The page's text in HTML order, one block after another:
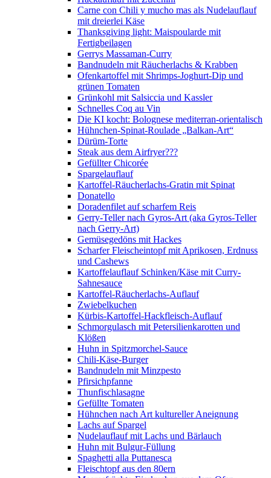
Carne con Chili y mucho mas als Nudelauflauf
mit dreierlei Käse
Thanksgiving light: Maispoularde mit
Fertigbeilagen
Gerrys Massaman-Curry
Bandnudeln mit Räucherlachs & Krabben
Ofenkartoffel mit Shrimps-Joghurt-Dip und
grünen Tomaten
Grünkohl mit Salsiccia und Kassler
Schnelles Coq au Vin
Die KI kocht: Bolognese mediterran-orientalisch
Hühnchen-Spinat-Roulade „Balkan-Art“
Dürüm-Torte
Steak aus dem Airfryer???
Gefüllter Chicorée
Spargelauflauf
Kartoffel-Räucherlachs-Gratin mit Spinat
Donatello
Doradenfilet auf scharfem Reis
Gerry-Teller nach Gyros-Art (aka Gyros-Teller
nach Gerry-Art)
Gemüsegedöns mit Hackes
Scharfer Fleischeintopf mit Aprikosen, Erdnuss
und Cashews
Kartoffelauflauf Schinken/Käse mit Curry-
Sahnesauce
Kartoffel-Räucherlachs-Auflauf
Zwiebelkuchen
Kürbis-Kartoffel-Hackfleisch-Auflauf
Schmorgulasch mit Petersilienkarotten und
Klößen
Huhn in Spitzmorchel-Sauce
Chili-Käse-Burger
Bandnudeln mit Minzpesto
Pfirsichpfanne
Thunfischlasagne
Gefüllte Tomaten
Hühnchen nach Art kultureller Aneignung
Lachs auf Spargel
Nudelauflauf mit Lachs und Bärlauch
Huhn mit Bulgur-Füllung
Spaghetti alla Puttanesca
Fleischtopf aus den 80ern